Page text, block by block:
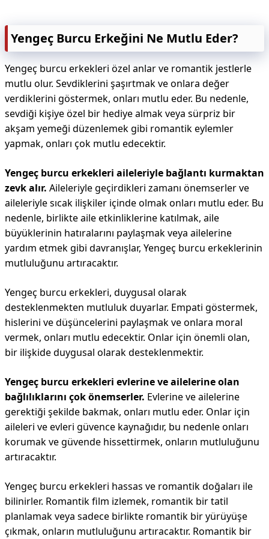
Yengeç Burcu Erkeğini Ne Mutlu Eder?
Yengeç burcu erkekleri özel anlar ve romantik jestlerle
mutlu olur. Sevdiklerini şaşırtmak ve onlara değer
verdiklerini göstermek, onları mutlu eder. Bu nedenle,
sevdiği kişiye özel bir hediye almak veya sürpriz bir
akşam yemeği düzenlemek gibi romantik eylemler
yapmak, onları çok mutlu edecektir.
Yengeç burcu erkekleri aileleriyle bağlantı kurmaktan
zevk alır. Aileleriyle geçirdikleri zamanı önemserler ve
aileleriyle sıcak ilişkiler içinde olmak onları mutlu eder. Bu
nedenle, birlikte aile etkinliklerine katılmak, aile
büyüklerinin hatıralarını paylaşmak veya ailelerine
yardım etmek gibi davranışlar, Yengeç burcu erkeklerinin
mutluluğunu artıracaktır.
Yengeç burcu erkekleri, duygusal olarak
desteklenmekten mutluluk duyarlar. Empati göstermek,
hislerini ve düşüncelerini paylaşmak ve onlara moral
vermek, onları mutlu edecektir. Onlar için önemli olan,
bir ilişkide duygusal olarak desteklenmektir.
Yengeç burcu erkekleri evlerine ve ailelerine olan
bağlılıklarını çok önemserler. Evlerine ve ailelerine
gerektiği şekilde bakmak, onları mutlu eder. Onlar için
aileleri ve evleri güvence kaynağıdır, bu nedenle onları
korumak ve güvende hissettirmek, onların mutluluğunu
artıracaktır.
Yengeç burcu erkekleri hassas ve romantik doğaları ile
bilinirler. Romantik film izlemek, romantik bir tatil
planlamak veya sadece birlikte romantik bir yürüyüşe
çıkmak, onların mutluluğunu artıracaktır. Romantik bir